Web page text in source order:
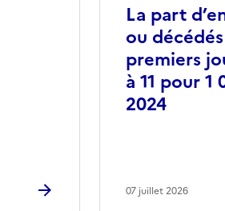
La part
ou
premiers
à 11 pour 1
2024
07 juillet 2026